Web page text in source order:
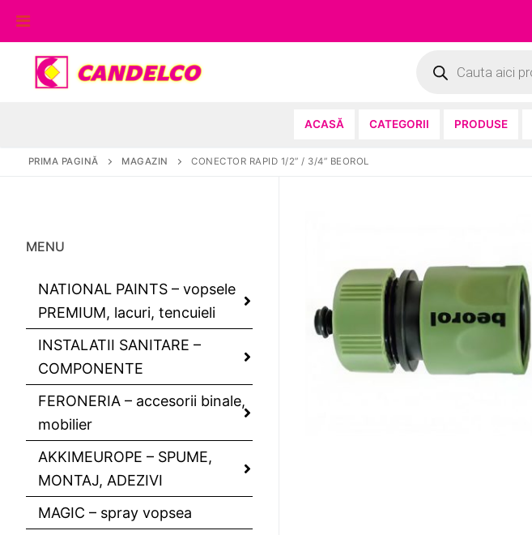
conținut
search
ACASĂ CATEGORII PRODUSE
PRIMA PAGINĂ MAGAZIN CONECTOR RAPID 1/2” / 3/4” BEOROL
MENU
NATIONAL PAINTS – vopsele
PREMIUM, lacuri, tencuieli
INSTALATII SANITARE –
COMPONENTE
FERONERIA – accesorii binale,
mobilier
AKKIMEUROPE – SPUME,
MONTAJ, ADEZIVI
MAGIC – spray vopsea